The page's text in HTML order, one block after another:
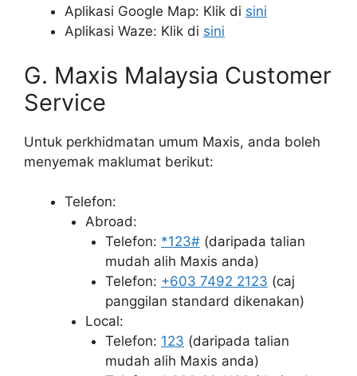
Aplikasi Google Map: Klik di sini
Aplikasi Waze: Klik di sini
G. Maxis Malaysia Customer
Service
Untuk perkhidmatan umum Maxis, anda boleh
menyemak maklumat berikut:
Telefon:
Abroad:
Telefon: *123# (daripada talian
mudah alih Maxis anda)
Telefon: +603 7492 2123 (caj
panggilan standard dikenakan)
Local:
Telefon: 123 (daripada talian
mudah alih Maxis anda)